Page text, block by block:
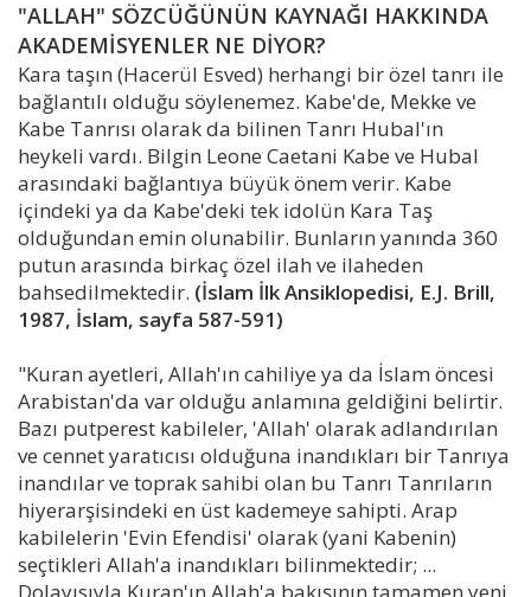
"ALLAH" SÖZCÜĞÜNÜN KAYNAĞI HAKKINDA
AKADEMİSYENLER NE DİYOR?
Kara taşın (Hacerül Esved) herhangi bir özel tanrı ile
bağlantılı olduğu söylenemez. Kabe'de, Mekke ve
Kabe Tanrısı olarak da bilinen Tanrı Hubal'ın
heykeli vardı. Bilgin Leone Caetani Kabe ve Hubal
arasındaki bağlantıya büyük önem verir. Kabe
içindeki ya da Kabe'deki tek idolün Kara Taş
olduğundan emin olunabilir. Bunların yanında 360
putun arasında birkaç özel ilah ve ilaheden
bahsedilmektedir. (İslam İlk Ansiklopedisi, E.J. Brill,
1987, İslam, sayfa 587-591)
"Kuran ayetleri, Allah'ın cahiliye ya da İslam öncesi
Arabistan'da var olduğu anlamına geldiğini belirtir.
Bazı putperest kabileler, 'Allah' olarak adlandırılan
ve cennet yaratıcısı olduğuna inandıkları bir Tanrıya
inandılar ve toprak sahibi olan bu Tanrı Tanrıların
hiyerarşisindeki en üst kademeye sahipti. Arap
kabilelerin 'Evin Efendisi' olarak (yani Kabenin)
seçtikleri Allah'a inandıkları bilinmektedir; ...